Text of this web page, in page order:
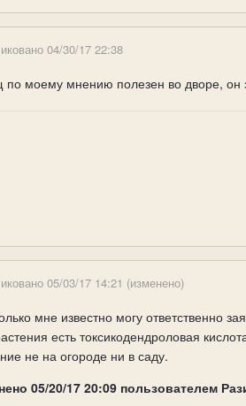
04/30/17 22:38
моему мнению полезен во дворе, он
05/03/17 14:21 (изменено)
мне известно могу ответственно
есть токсикодендроловая
не на огороде ни в саду.
05/20/17 20:09 пользователем